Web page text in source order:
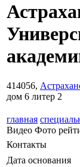
414056,
дом 6 литер 2
главная
Видео Фото
Контакты
Дата основания